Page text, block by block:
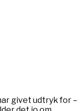
givet udtryk for –